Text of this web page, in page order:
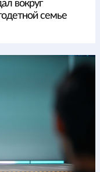
вокруг
семье